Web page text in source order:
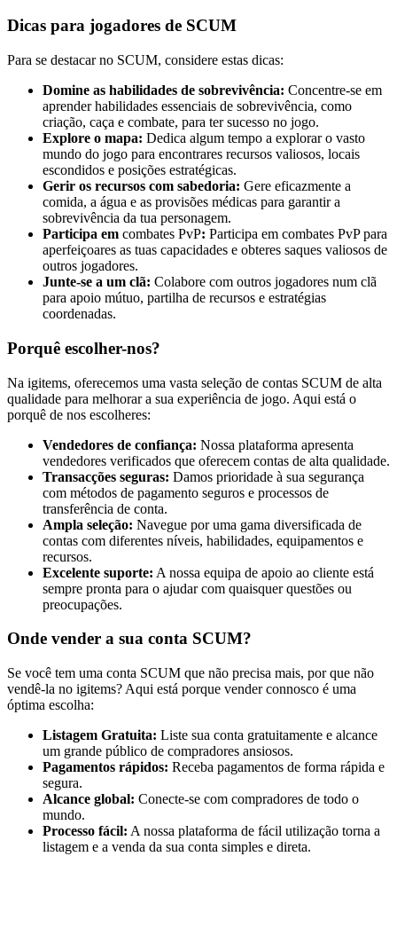
Dicas para jogadores de SCUM
Para se destacar no SCUM, considere estas dicas:
Domine as habilidades de sobrevivência: Concentre-se em
aprender habilidades essenciais de sobrevivência, como
criação, caça e combate, para ter sucesso no jogo.
Explore o mapa: Dedica algum tempo a explorar o vasto
mundo do jogo para encontrares recursos valiosos, locais
escondidos e posições estratégicas.
Gerir os recursos com sabedoria: Gere eficazmente a
comida, a água e as provisões médicas para garantir a
sobrevivência da tua personagem.
Participa em combates PvP: Participa em combates PvP para
aperfeiçoares as tuas capacidades e obteres saques valiosos de
outros jogadores.
Junte-se a um clã: Colabore com outros jogadores num clã
para apoio mútuo, partilha de recursos e estratégias
coordenadas.
Porquê escolher-nos?
Na igitems, oferecemos uma vasta seleção de contas SCUM de alta
qualidade para melhorar a sua experiência de jogo. Aqui está o
porquê de nos escolheres:
Vendedores de confiança: Nossa plataforma apresenta
vendedores verificados que oferecem contas de alta qualidade.
Transacções seguras: Damos prioridade à sua segurança
com métodos de pagamento seguros e processos de
transferência de conta.
Ampla seleção: Navegue por uma gama diversificada de
contas com diferentes níveis, habilidades, equipamentos e
recursos.
Excelente suporte: A nossa equipa de apoio ao cliente está
sempre pronta para o ajudar com quaisquer questões ou
preocupações.
Onde vender a sua conta SCUM?
Se você tem uma conta SCUM que não precisa mais, por que não
vendê-la no igitems? Aqui está porque vender connosco é uma
óptima escolha:
Listagem Gratuita: Liste sua conta gratuitamente e alcance
um grande público de compradores ansiosos.
Pagamentos rápidos: Receba pagamentos de forma rápida e
segura.
Alcance global: Conecte-se com compradores de todo o
mundo.
Processo fácil: A nossa plataforma de fácil utilização torna a
listagem e a venda da sua conta simples e direta.